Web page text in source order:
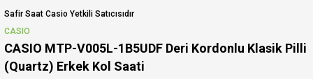
Safir Saat Casio Yetkili Satıcısıdır
CASIO
CASIO MTP-V005L-1B5UDF Deri Kordonlu Klasik Pilli
(Quartz) Erkek Kol Saati